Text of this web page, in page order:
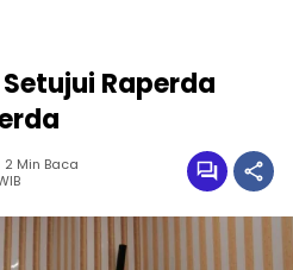
Raperda
2 Min Baca